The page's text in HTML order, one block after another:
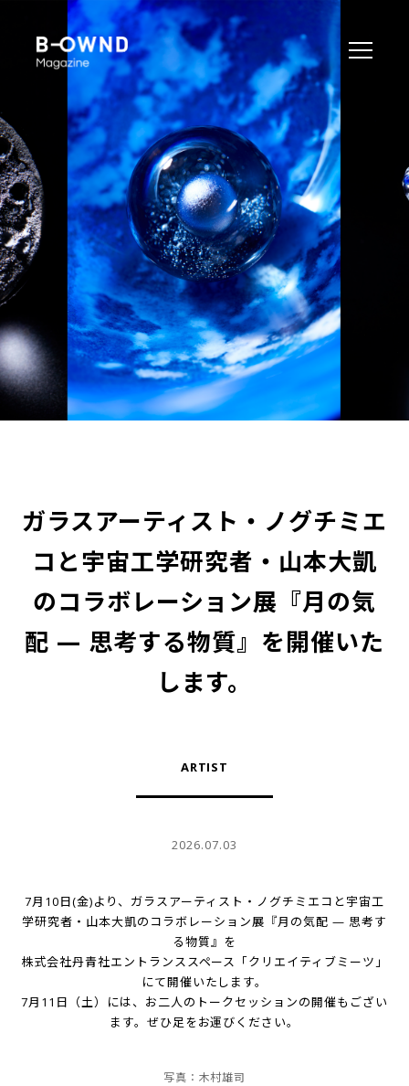
ガラスアーティスト・ノグチミエ
コと宇宙工学研究者・山本大凱
のコラボレーション展『月の気
配 — 思考する物質』を開催いた
します。
ARTIST
2026.07.03
7月10日(金)より、ガラスアーティスト・ノグチミエコと宇宙工
学研究者・山本大凱のコラボレーション展『月の気配 — 思考す
る物質』を
株式会社丹青社エントランススペース「クリエイティブミーツ」
にて開催いたします。
7月11日（土）には、お二人のトークセッションの開催もござい
ます。ぜひ足をお運びください。
写真：木村雄司